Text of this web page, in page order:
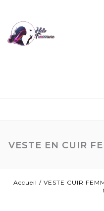
VESTE EN CUIR
Accueil / VESTE CUIR